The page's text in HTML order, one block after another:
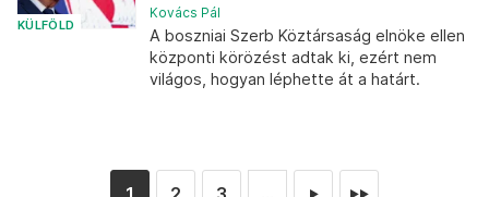
KÜLFÖLD
Kovács Pál
A boszniai Szerb Köztársaság elnöke ellen
központi körözést adtak ki, ezért nem
világos, hogyan léphette át a határt.
► ►►